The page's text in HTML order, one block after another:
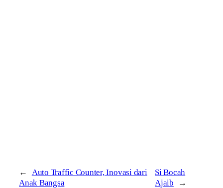
←
Auto Traffic Counter, Inovasi dari
Anak Bangsa
Si Bocah
Ajaib
→